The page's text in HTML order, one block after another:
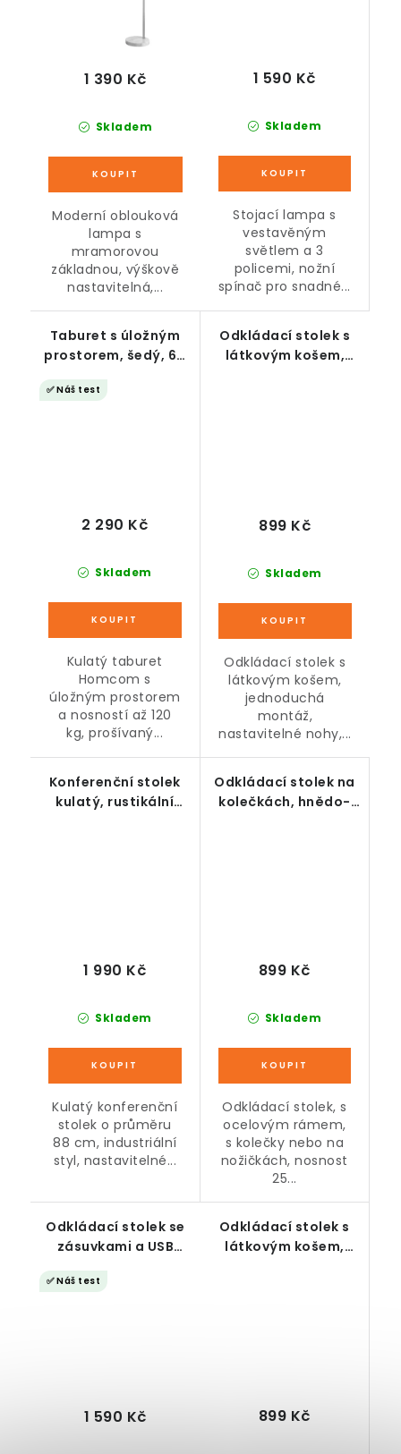
Skladem
1 390 Kč
Moderní oblouková
lampa s
mramorovou
základnou, výškově
nastavitelná,...
Skladem
1 590 Kč
Stojací lampa s
vestavěným
světlem a 3
policemi, nožní
spínač pro snadné...
Taburet s úložným
prostorem, šedý, 60
x 60 x 40 cm
✅ Náš test
Skladem
2 290 Kč
Kulatý taburet
Homcom s
úložným prostorem
a nosností až 120
kg, prošívaný...
Odkládací stolek s
látkovým košem,
Skladem
899 Kč
Odkládací stolek s
látkovým košem,
jednoduchá
montáž,
nastavitelné nohy,...
Konferenční stolek
kulatý, rustikální
Skladem
1 990 Kč
Kulatý konferenční
stolek o průměru
88 cm, industriální
styl, nastavitelné...
Odkládací stolek na
kolečkách, hnědo-
Skladem
899 Kč
Odkládací stolek, s
ocelovým rámem,
s kolečky nebo na
nožičkách, nosnost
25...
Odkládací stolek se
zásuvkami a USB
porty, rustikální
hnědá
✅ Náš test
1 590 Kč
Odkládací stolek s
látkovým košem,
899 Kč